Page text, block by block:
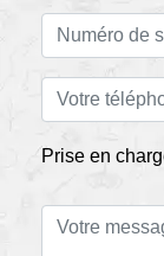
Prise en